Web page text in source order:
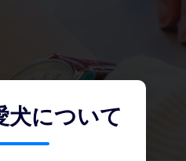
犬について